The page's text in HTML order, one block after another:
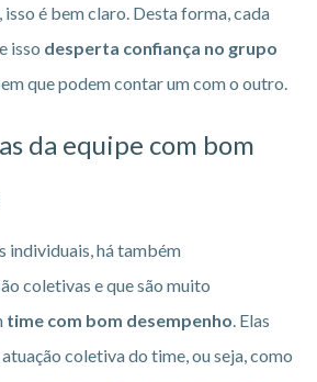
é bem claro. Desta forma, cada
isso desperta confiança no grupo
que podem contar um com o outro.
da equipe com bom
individuais, há também
coletivas e que são muito
time com bom desempenho . Elas
coletiva do time, ou seja, como